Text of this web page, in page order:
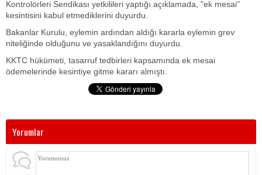
Kontrolörleri Sendikası yetkilileri yaptığı açıklamada, "ek mesai"
kesintisini kabul etmediklerini duyurdu.
Bakanlar Kurulu, eylemin ardından aldığı kararla eylemin grev
niteliğinde olduğunu ve yasaklandığını duyurdu.
KKTC hükümeti, tasarruf tedbirleri kapsamında ek mesai
ödemelerinde kesintiye gitme kararı almıştı.
Yorumlar